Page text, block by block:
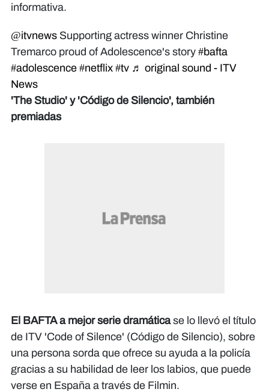
informativa.
@itvnews Supporting actress winner Christine
Tremarco proud of Adolescence's story #bafta
#adolescence #netflix #tv ♬ original sound - ITV
News
'The Studio' y 'Código de Silencio', también
premiadas
El BAFTA a mejor serie dramáticase lo llevó el título
de ITV 'Code of Silence' (Código de Silencio), sobre
una persona sorda que ofrece su ayuda a la policía
gracias a su habilidad de leer los labios, que puede
verse en España a través de Filmin.